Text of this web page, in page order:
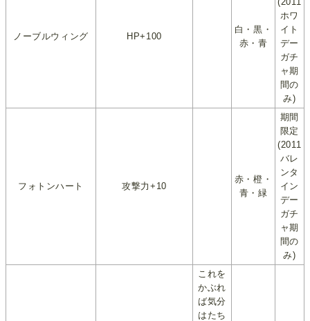
ノーブルウィング HP+100
白・黒・
赤・青
ホワ
イト
デー
ガチ
ャ期
間の
み)
フォトンハート 攻撃力+10
赤・橙・
青・緑
期間
限定
(2011
バレ
ンタ
イン
デー
ガチ
ャ期
間の
み)
これを
かぶれ
ば気分
はたち